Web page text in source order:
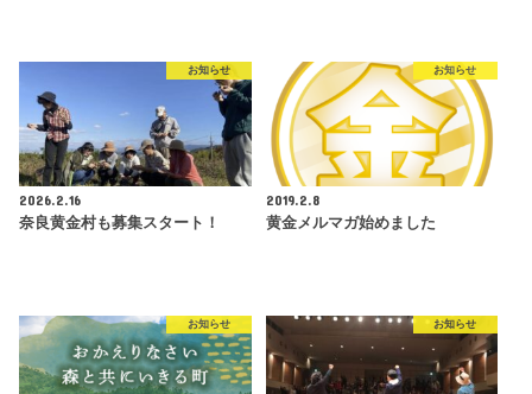
お知らせ
2026.2.16
奈良黄金村も募集スタート！
お知らせ
2019.2.8
黄金メルマガ始めました
お知らせ お知らせ